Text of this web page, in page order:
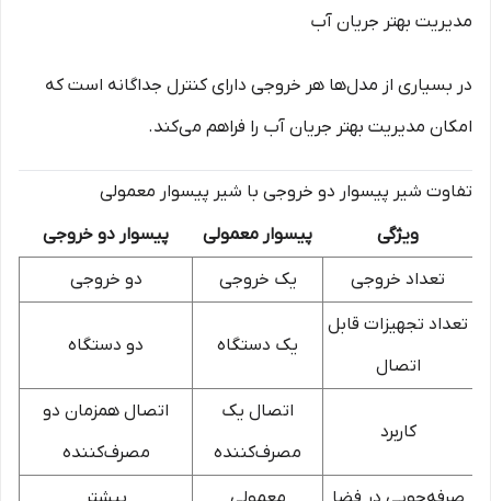
مدیریت بهتر جریان آب
در بسیاری از مدل‌ها هر خروجی دارای کنترل جداگانه است که
امکان مدیریت بهتر جریان آب را فراهم می‌کند.
تفاوت شیر پیسوار دو خروجی با شیر پیسوار معمولی
ویژگی
پیسوار معمولی پیسوار دو خروجی
تعداد خروجی یک خروجی دو خروجی
تعداد تجهیزات قابل
اتصال
یک دستگاه دو دستگاه
کاربرد
اتصال یک
مصرف‌کننده
اتصال همزمان دو
مصرف‌کننده